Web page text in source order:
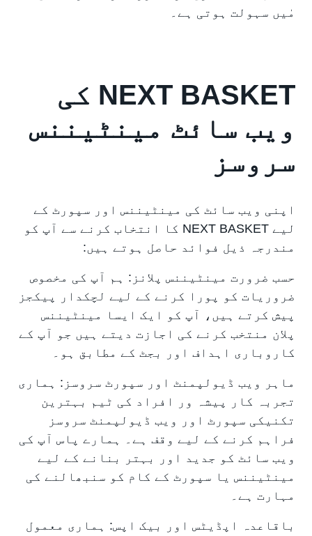
مٰیں سہولت ہوتی ہے۔
NEXT BASKET کی
ویب سائٹ مینٹیننس
سروسز
اپنی ویب سائٹ کی مینٹیننس اور سپورٹ کے
لیے NEXT BASKET کا انتخاب کرنے سے آپ کو
مندرجہ ذیل فوائد حاصل ہوتے ہیں:
حسب ضرورت مینٹیننس پلانز: ہم آپ کی مخصوص
ضروریات کو پورا کرنے کے لیے لچکدار پیکجز
پیش کرتے ہیں، آپ کو ایک ایسا مینٹیننس
پلان منتخب کرنے کی اجازت دیتے ہیں جو آپ کے
کاروباری اہداف اور بجٹ کے مطابق ہو۔
ماہر ویب ڈیولپمنٹ اور سپورٹ سروسز: ہماری
تجربہ کار پیشہ ور افراد کی ٹیم بہترین
تکنیکی سپورٹ اور ویب ڈیولپمنٹ سروسز
فراہم کرنے کے لیے وقف ہے۔ ہمارے پاس آپ کی
ویب سائٹ کو جدید اور بہتر بنانے کے لیے
مینٹیننس یا سپورٹ کے کام کو سنبھالنے کی
مہارت ہے۔
باقاعدہ اپڈیٹس اور بیک اپس: ہماری معمول